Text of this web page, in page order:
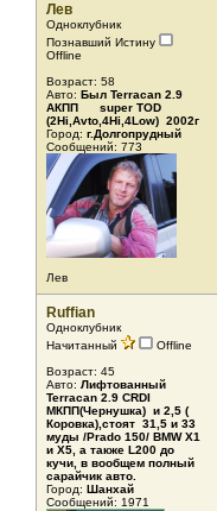
Лев
Одноклубник
Познавший Истину
Offline
Возраст: 58
Авто: Был Terracan 2.9
АКПП super TOD
(2Hi,Avto,4Hi,4Low) 2002г
Город: г.Долгопрудный
Сообщений: 773
Лев
Ruffian
Одноклубник
Начитанный
Offline
Возраст: 45
Авто: Лифтованный
Terracan 2.9 CRDI
МКПП(Чернушка) и 2,5 (
Коровка),стоят 31,5 и 33
муды /Prado 150/ BMW X1
и X5, а также L200 до
кучи, в вообщем полный
сарайчик авто.
Город: Шанхай
Сообщений: 1971